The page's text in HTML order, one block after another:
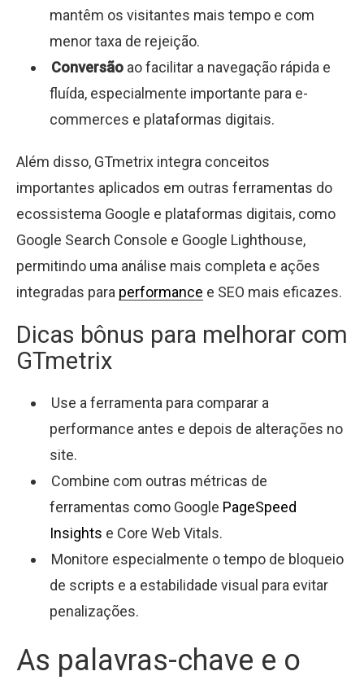
mantêm os visitantes mais tempo e com
menor taxa de rejeição.
Conversão ao facilitar a navegação rápida e
fluída, especialmente importante para e-
commerces e plataformas digitais.
Além disso, GTmetrix integra conceitos
importantes aplicados em outras ferramentas do
ecossistema Google e plataformas digitais, como
Google Search Console e Google Lighthouse,
permitindo uma análise mais completa e ações
integradas para performance e SEO mais eficazes.
Dicas bônus para melhorar com
GTmetrix
Use a ferramenta para comparar a
performance antes e depois de alterações no
site.
Combine com outras métricas de
ferramentas como Google PageSpeed
Insights e Core Web Vitals.
Monitore especialmente o tempo de bloqueio
de scripts e a estabilidade visual para evitar
penalizações.
As palavras-chave e o